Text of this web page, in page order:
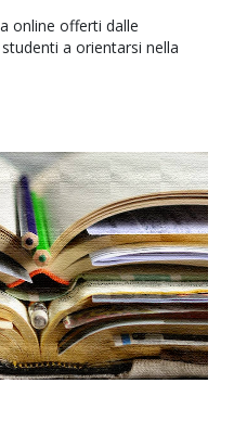
online offerti dalle
a orientarsi nella